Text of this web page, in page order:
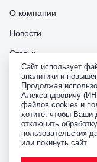
О компании
Новости
Статьи
Наши контакты
Доставка и оплата
Гарантия и сервис
Политика
Сайт использует
аналитики и
Продолжая
Александровичу
файлов cookies и
хотите, чтобы Ваши
отключить
пользовательских
или покинуть сайт